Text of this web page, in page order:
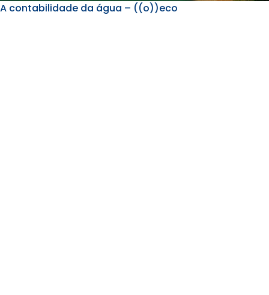
A contabilidade da água – ((o))eco